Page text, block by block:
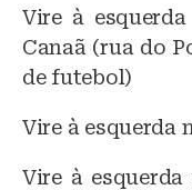
Vire à
Canaã (rua do
de futebol)
Vire à esquerda
Vire à